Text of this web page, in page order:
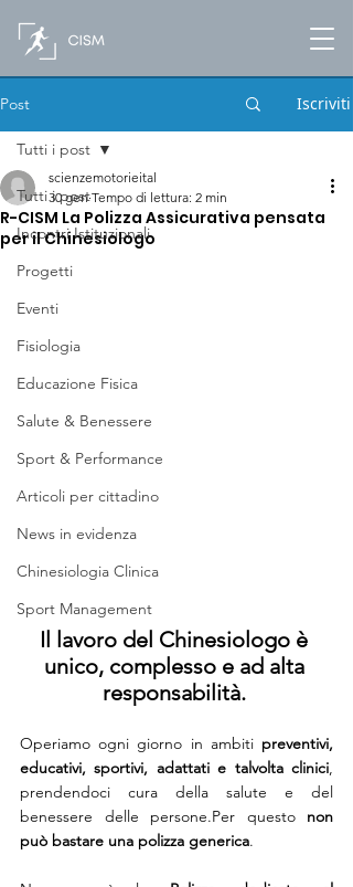
Post Iscriviti
Tutti i post
Incontri Istituzionali
Progetti
Eventi
Fisiologia
Educazione Fisica
Salute & Benessere
Sport & Performance
Articoli per cittadino
News in evidenza
Chinesiologia Clinica
Sport Management
Tutti i post
R-CISM La Polizza Assicurativa pensata
per il Chinesiologo
scienzemotorieital
30 gen Tempo di lettura: 2 min
Il lavoro del Chinesiologo è
unico, complesso e ad alta
responsabilità.
Operiamo ogni giorno in ambiti preventivi,
educativi, sportivi, adattati e talvolta clinici,
prendendoci cura della salute e del
benessere delle persone.Per questo non
può bastare una polizza generica.